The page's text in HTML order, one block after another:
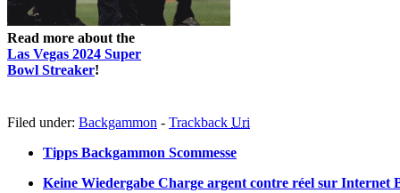
Read more about the
Las Vegas 2024 Super
Bowl Streaker!
Filed under: Backgammon - Trackback Uri
Tipps Backgammon Scommesse
Keine Wiedergabe Charge argent contre réel sur Internet